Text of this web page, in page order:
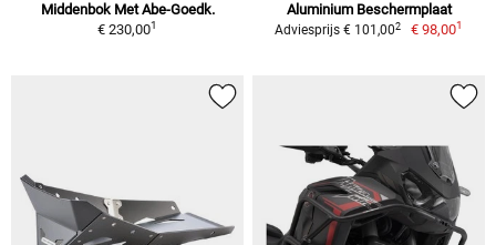
Middenbok Met Abe-Goedk.
€ 230,001
Aluminium Beschermplaat
Adviesprijs € 101,002 € 98,001